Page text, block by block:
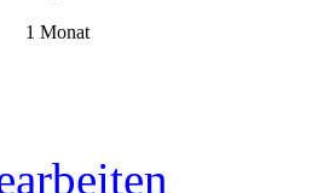
1 Monat